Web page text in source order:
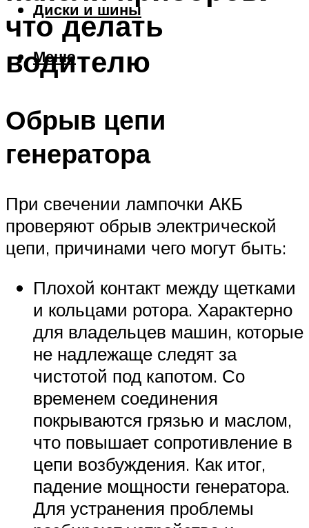
Диски и шины
Меню
что делать
водителю
Обрыв цепи
генератора
При свечении лампочки АКБ
проверяют обрыв электрической
цепи, причинами чего могут быть:
Плохой контакт между щетками
и кольцами ротора. Характерно
для владельцев машин, которые
не надлежаще следят за
чистотой под капотом. Со
временем соединения
покрываются грязью и маслом,
что повышает сопротивление в
цепи возбуждения. Как итог,
падение мощности генератора.
Для устранения проблемы